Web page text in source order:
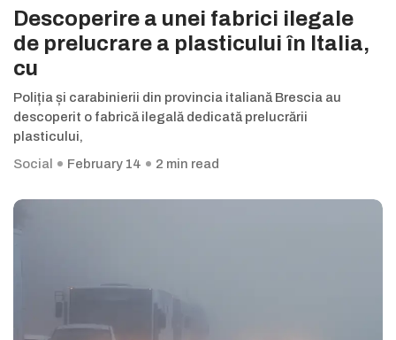
Descoperire a unei fabrici ilegale
de prelucrare a plasticului în Italia,
cu
Poliția și carabinierii din provincia italiană Brescia au
descoperit o fabrică ilegală dedicată prelucrării
plasticului,
Social
February 14 2 min read